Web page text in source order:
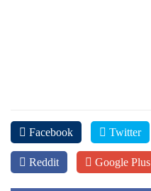
Facebook Twitter
Reddit Google Plus